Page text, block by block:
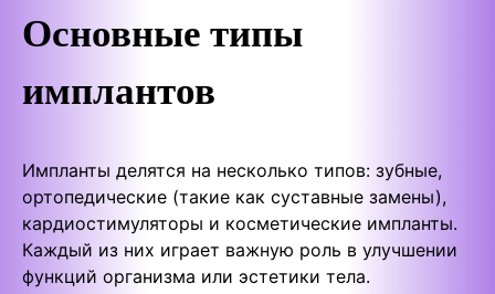
Основные типы
имплантов
Импланты делятся на несколько типов: зубные,
ортопедические (такие как суставные замены),
кардиостимуляторы и косметические импланты.
Каждый из них играет важную роль в улучшении
функций организма или эстетики тела.